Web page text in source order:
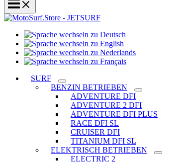
zu
Deutsch
wechseln
zu
Sprache
Sprache
Français
SURF
BENZIN BETRIEBEN
ADVENTURE DFI
ADVENTURE 2 DFI
ADVENTURE DFI PLUS
RACE DFI SL
CRUISER DFI
TITANIUM DFI SL
ELEKTRISCH BETRIEBEN
ELECTRIC 2